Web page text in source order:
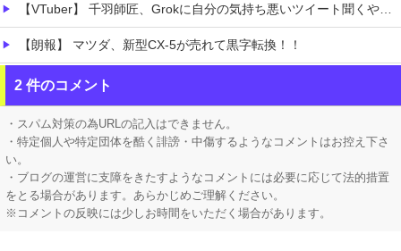
【VTuber】 千羽師匠、Grokに自分の気持ち悪いツイート聞くやつやってるのかなって思ったら相手鴨神やんけ
【朗報】 マツダ、新型CX-5が売れて黒字転換！！
移民ベトナム女達の宅飲み、レベチｗｗｗｗｗｗｗｗｗｗｗｗｗｗｗｗｗｗｗｗｗｗｗｗ
【悲報】 有吉、一般人に「ド正論」を叩きつけて炎上ｗｗｗｗｗｗｗｗ
2 件のコメント
・スパム対策の為URLの記入はできません。
・特定個人や特定団体を酷く誹謗・中傷するようなコメントはお控え下さ
い。
・ブログの運営に支障をきたすようなコメントには必要に応じて法的措置
をとる場合があります。あらかじめご理解ください。
※コメントの反映には少しお時間をいただく場合があります。